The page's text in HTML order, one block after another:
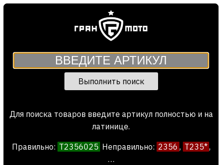
Выполнить поиск
Для поиска товаров введите артикул полностью и на
латинице.
Правильно: T2356025 Неправильно: 2356 , T235*,
…